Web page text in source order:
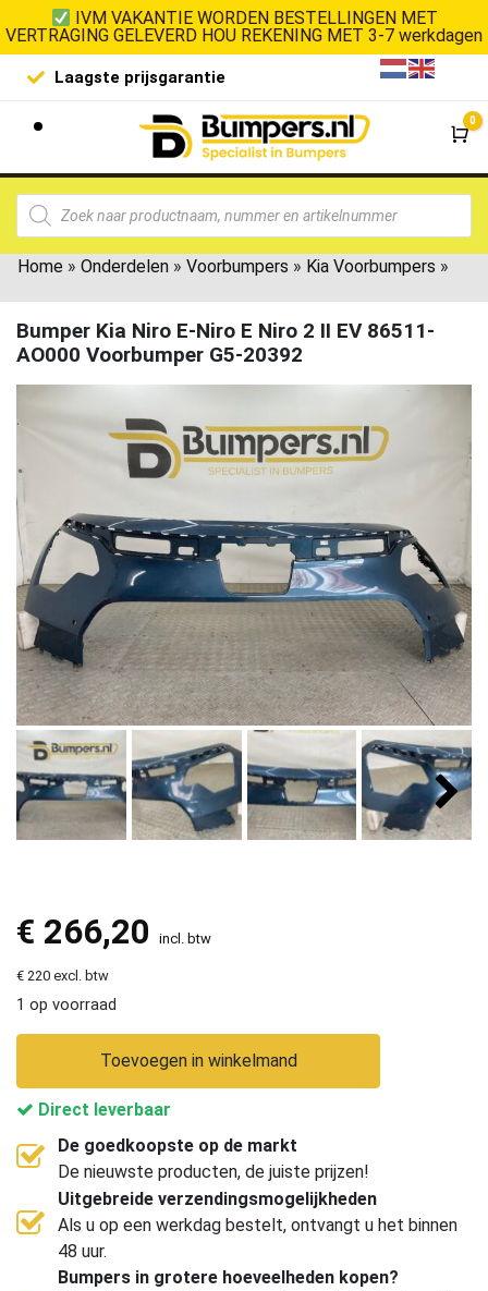
IVM VAKANTIE WORDEN BESTELLINGEN MET
VERTRAGING GELEVERD HOU REKENING MET 3-7 werkdagen
Laagste prijsgarantie De
0
Home » Onderdelen » Voorbumpers » Kia Voorbumpers »
Bumper Kia Niro E-Niro E Niro 2 II EV 86511-
AO000 Voorbumper G5-20392
€ 266,20 incl. btw
€ 220 excl. btw
1 op voorraad
Toevoegen in winkelmand
Direct leverbaar
De goedkoopste op de markt
De nieuwste producten, de juiste prijzen!
Uitgebreide verzendingsmogelijkheden
Als u op een werkdag bestelt, ontvangt u het binnen
48 uur.
Bumpers in grotere hoeveelheden kopen?